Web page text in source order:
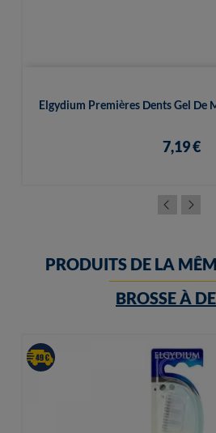
Elgydium Premières Dents Gel De
7,19 €
PRODUITS DE LA
BROSSE À